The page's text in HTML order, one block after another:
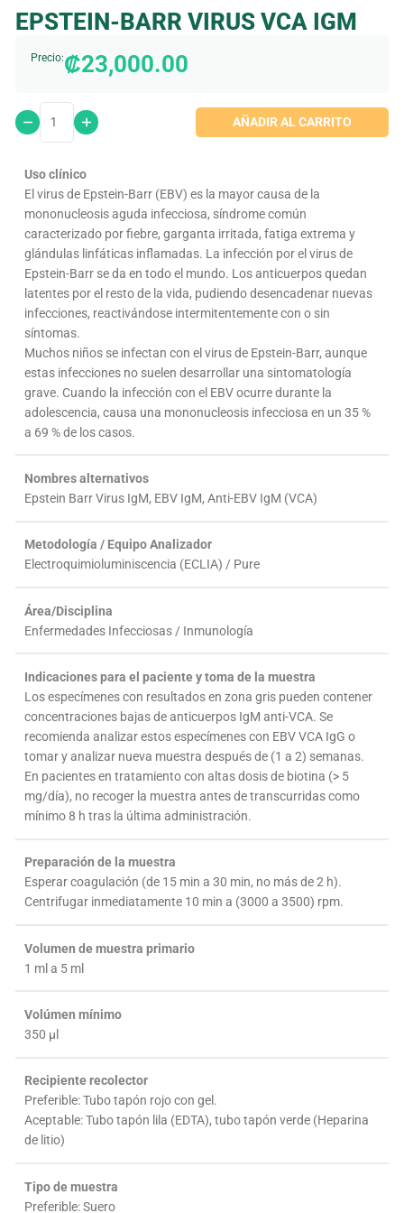
EPSTEIN-BARR VIRUS VCA IGM
Precio:₡23,000.00
AÑADIR AL CARRITO
Uso clínico
El virus de Epstein-Barr (EBV) es la mayor causa de la
mononucleosis aguda infecciosa, síndrome común
caracterizado por fiebre, garganta irritada, fatiga extrema y
glándulas linfáticas inflamadas. La infección por el virus de
Epstein-Barr se da en todo el mundo. Los anticuerpos quedan
latentes por el resto de la vida, pudiendo desencadenar nuevas
infecciones, reactivándose intermitentemente con o sin
síntomas.
Muchos niños se infectan con el virus de Epstein-Barr, aunque
estas infecciones no suelen desarrollar una sintomatología
grave. Cuando la infección con el EBV ocurre durante la
adolescencia, causa una mononucleosis infecciosa en un 35 %
a 69 % de los casos.
Nombres alternativos
Epstein Barr Virus IgM, EBV IgM, Anti-EBV IgM (VCA)
Metodología / Equipo Analizador
Electroquimioluminiscencia (ECLIA) / Pure
Área/Disciplina
Enfermedades Infecciosas / Inmunología
Indicaciones para el paciente y toma de la muestra
Los especímenes con resultados en zona gris pueden contener
concentraciones bajas de anticuerpos IgM anti-VCA. Se
recomienda analizar estos especímenes con EBV VCA IgG o
tomar y analizar nueva muestra después de (1 a 2) semanas.
En pacientes en tratamiento con altas dosis de biotina (> 5
mg/día), no recoger la muestra antes de transcurridas como
mínimo 8 h tras la última administración.
Preparación de la muestra
Esperar coagulación (de 15 min a 30 min, no más de 2 h).
Centrifugar inmediatamente 10 min a (3000 a 3500) rpm.
Volumen de muestra primario
1 ml a 5 ml
Volúmen mínimo
350 µl
Recipiente recolector
Preferible: Tubo tapón rojo con gel.
Aceptable: Tubo tapón lila (EDTA), tubo tapón verde (Heparina
de litio)
Tipo de muestra
Preferible: Suero